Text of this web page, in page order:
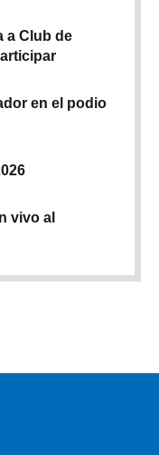
a Club de
en el podio
vivo al